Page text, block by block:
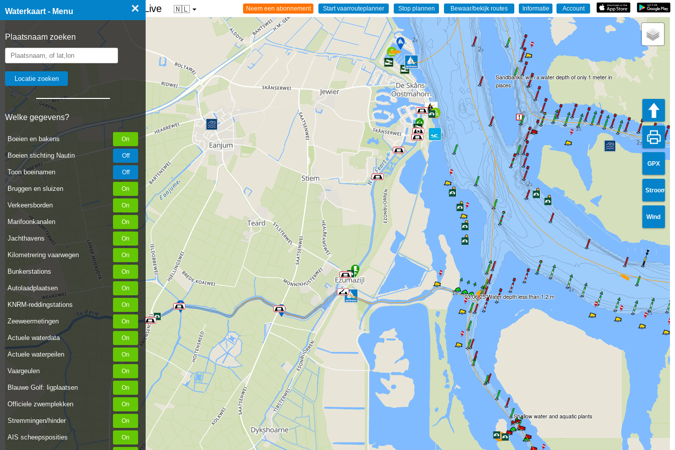
Waterkaart - Menu ×
Plaatsnaam zoeken
Welke gegevens?
Boeien en bakens
Boeien stichting Nautin
Toon boeinamen
Bruggen en sluizen
Verkeersborden
Marifoonkanalen
Jachthavens
Kilometrering vaarwegen
Bunkerstations
Autolaadplaatsen
KNRM-reddingstations
Zeeweermetingen
Actuele waterdata
Actuele waterpeilen
Vaargeulen
Blauwe Golf: ligplaatsen
Officiele zwemplekken
Stremmingen/hinder
AIS scheepsposities
☰ Waterkaart van Nederland - Live 🇳🇱
GPX
Stroom
Wind
Sandbanks, with a water depth of only 1 meter in
places
Shallow water and aquatic plants
03.06.25 Water depth less than 1.2 m